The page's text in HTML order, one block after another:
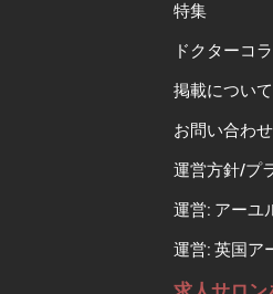
特集
ドクターコ
掲載について
お問い合わせ
運営方針/プ
運営: アーユ
運営: 英国ア